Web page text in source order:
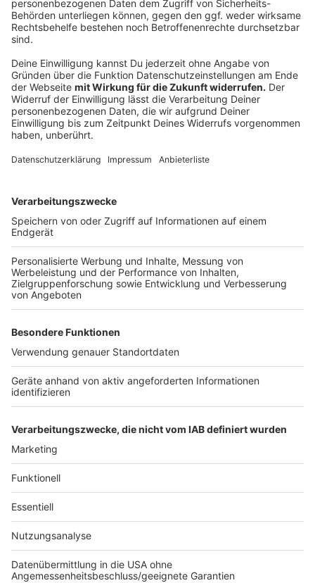
©picture alliance/dpa | Hauke-Christian Dittrich
Anzeige
Bahntickets werden teurer
Anzeige
gilt ab dem 15. Dezember. Bis dahin können die
Ticketsfür das nächste Jahr noch zu den bisherigen
Preisen gekauft werden. Mit dem Fahrplanwechsel
unter anderem die sogenannten Flexpreise, laut Bahn
um rund 5,9 Prozent. Mit diesen Tickets sind
Kundinnen und Kunden auf der gebuchten Verbindung
können an dem Tag jeden beliebigen Fernzug auf der
Strecke nehmen. An den Spar- und Supersparpreisen,
mit denen eine feste Zugbindung einhergeht, ändert
sich zum Fahrplanwechsel hingegen nichts. Auch die
Preise für die Rabatt-Abos Bahncard 25 und Bahncard
50 bleiben stabil.
Anzeige
Anzeige